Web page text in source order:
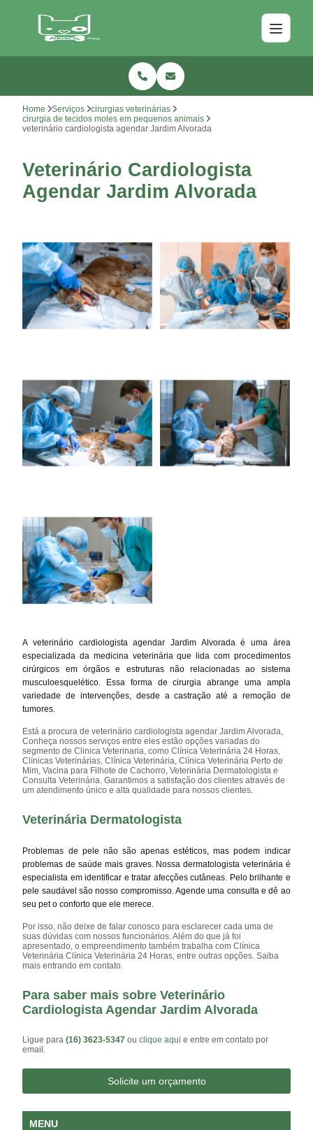
Home Serviços
cirurgias veterinárias
cirurgia de tecidos moles em pequenos animais
veterinário cardiologista agendar Jardim Alvorada
Veterinário Cardiologista
Agendar Jardim Alvorada
A veterinário cardiologista agendar Jardim Alvorada é uma área
especializada da medicina veterinária que lida com procedimentos
cirúrgicos em órgãos e estruturas não relacionadas ao sistema
musculoesquelético. Essa forma de cirurgia abrange uma ampla
variedade de intervenções, desde a castração até a remoção de
tumores.
Está a procura de veterinário cardiologista agendar Jardim Alvorada,
Conheça nossos serviços entre eles estão opções variadas do
segmento de Clinica Veterinaria, como Clínica Veterinária 24 Horas,
Clínicas Veterinárias, Clínica Veterinária, Clínica Veterinária Perto de
Mim, Vacina para Filhote de Cachorro, Veterinária Dermatologista e
Consulta Veterinária. Garantimos a satisfação dos clientes através de
um atendimento único e alta qualidade para nossos clientes.
Veterinária Dermatologista
Problemas de pele não são apenas estéticos, mas podem indicar
problemas de saúde mais graves. Nossa dermatologista veterinária é
especialista em identificar e tratar afecções cutâneas. Pelo brilhante e
pele saudável são nosso compromisso. Agende uma consulta e dê ao
seu pet o conforto que ele merece.
Por isso, não deixe de falar conosco para esclarecer cada uma de
suas dúvidas com nossos funcionários. Além do que já foi
apresentado, o empreendimento também trabalha com Clínica
Veterinária Clínica Veterinária 24 Horas, entre outras opções. Saiba
mais entrando em contato.
Para saber mais sobre Veterinário
Cardiologista Agendar Jardim Alvorada
Ligue para(16) 3623-5347ouclique aqui e entre em contato por
email.
Solicite um orçamento
MENU